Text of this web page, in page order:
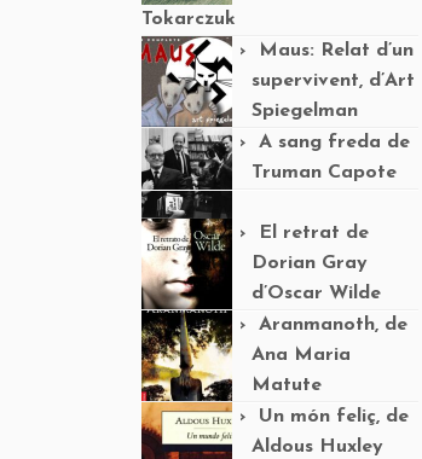
Tokarczuk
Maus: Relat d’un
supervivent, d’Art
Spiegelman
A sang freda de
Truman Capote
El retrat de
Dorian Gray
d’Oscar Wilde
Aranmanoth, de
Ana Maria
Matute
Un món feliç, de
Aldous Huxley